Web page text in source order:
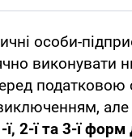
особи-
виконувати
але
2-ї та 3-ї форм